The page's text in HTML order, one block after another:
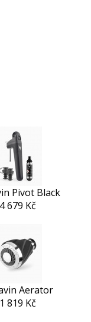
Pivot Black
4 679 Kč
Aerator
1 819 Kč